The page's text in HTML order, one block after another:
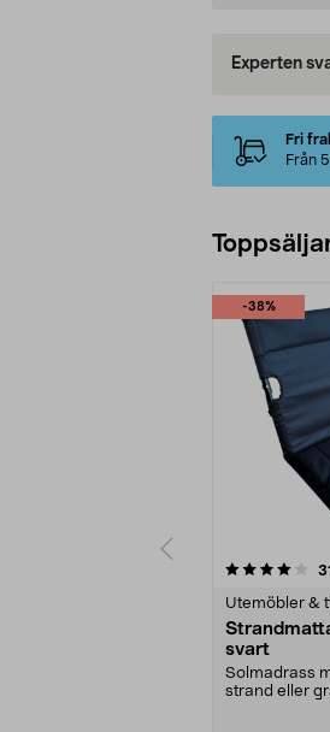
Experten
Fri
Från
-38%
31
Utemöbler &
svart
Solmadrass
strand eller
4.5